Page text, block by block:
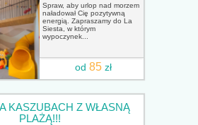
Spraw, aby urlop nad morzem
naładował Cię pozytywną
energią. Zapraszamy do La
Siesta, w którym
wypoczynek...
od 85zł
KASZUBACH Z WŁASNĄ
PLAŻĄ!!!